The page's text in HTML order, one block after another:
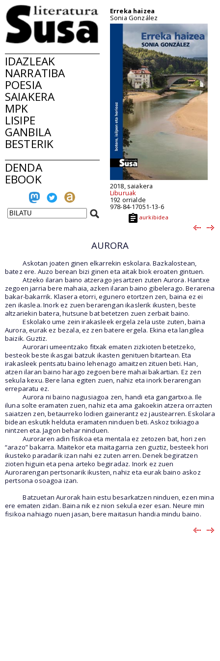
IDAZLEAK
NARRATIBA
POESIA
SAIAKERA
MPK
LISIPE
GANBILA
BESTERIK
DENDA
EBOOK
Erreka haizea
Sonia González
2018, saiakera
Liburuak
192 orrialde
978-84-17051-13-6
aurkibidea
AURORA
Askotan joaten ginen elkarrekin eskolara. Bazkalostean,
batez ere. Auzo berean bizi ginen eta aitak biok eroaten gintuen.
Atzeko ilaran baino atzerago jesartzen zuten Aurora. Hantxe
zegoen jarria bere mahaia, azken ilaran baino gibelerago. Berarena
bakar-bakarrik. Klasera etorri, egunero etortzen zen, baina ez ei
zen ikaslea. Inork ez zuen berarengan ikaslerik ikusten, beste
altzariekin batera, hutsune bat betetzen zuen zerbait baino.
Eskolako ume zein irakasleek ergela zela uste zuten, baina
Aurora, eurak ez bezala, ez zen batere ergela. Ekina eta langilea
baizik. Guztiz.
Aurorari umeentzako fitxak ematen zizkioten betetzeko,
besteok beste ikasgai batzuk ikasten genituen bitartean. Eta
irakasleek pentsatu baino lehenago amaitzen zituen beti. Han,
atzen ilaran baino harago zegoen bere mahai bakartian. Ez zen
sekula kexu. Bere lana egiten zuen, nahiz eta inork berarengan
erreparatu ez.
Aurora ni baino nagusiagoa zen, handi eta gangartxoa. Ile
iluna solte eramaten zuen, nahiz eta ama gakoekin atzera orrazten
saiatzen zen, betaurreko lodien gainerantz ez jaustearren. Eskolara
bidean eskutik helduta eramaten ninduen beti. Askoz txikiagoa
nintzen eta. Jagon behar ninduen.
Auroraren adin fisikoa eta mentala ez zetozen bat, hori zen
“arazo” bakarra. Maitekor eta maitagarria zen guztiz, besteek hori
ikusteko paradarik izan nahi ez zuten arren. Denek begiratzen
zioten higuin eta pena arteko begiradaz. Inork ez zuen
Aurorarengan pertsonarik ikusten, nahiz eta eurak baino askoz
pertsona osoagoa izan.
Batzuetan Aurorak hain estu besarkatzen ninduen, ezen mina
ere ematen zidan. Baina nik ez nion sekula ezer esan. Neure min
fisikoa nahiago nuen jasan, bere maitasun handia mindu baino.